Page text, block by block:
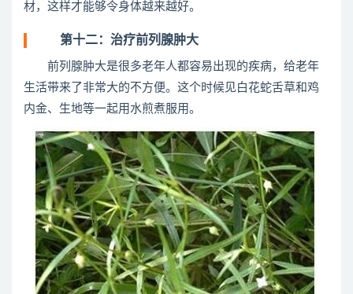
材，这样才能够令身体越来越好。
第十二：治疗前列腺肿大
前列腺肿大是很多老年人都容易出现的疾病，给老年
生活带来了非常大的不方便。这个时候见白花蛇舌草和鸡
内金、生地等一起用水煎煮服用。